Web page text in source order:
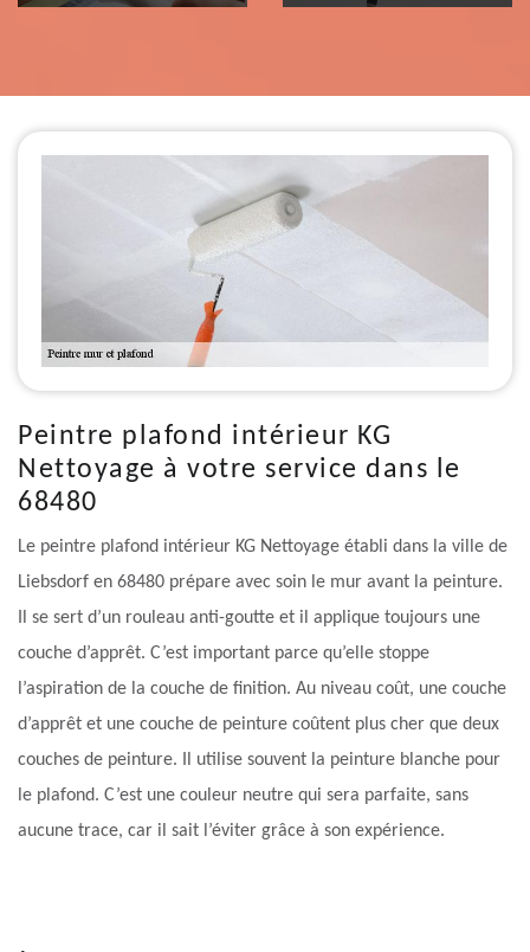
Peintre plafond intérieur KG
Nettoyage à votre service dans le
68480
Le peintre plafond intérieur KG Nettoyage établi dans la ville de
Liebsdorf en 68480 prépare avec soin le mur avant la peinture.
Il se sert d’un rouleau anti-goutte et il applique toujours une
couche d’apprêt. C’est important parce qu’elle stoppe
l’aspiration de la couche de finition. Au niveau coût, une couche
d’apprêt et une couche de peinture coûtent plus cher que deux
couches de peinture. Il utilise souvent la peinture blanche pour
le plafond. C’est une couleur neutre qui sera parfaite, sans
aucune trace, car il sait l’éviter grâce à son expérience.